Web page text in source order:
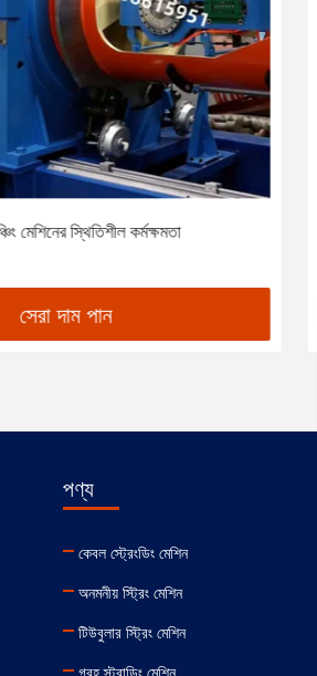
মেশিনের স্থিতিশীল কর্মক্ষমতা
সেরা দাম পান
পণ্য
কেবল স্ট্রেংডিং মেশিন
অনমনীয় স্ট্রিং মেশিন
টিউবুলার স্ট্রিং মেশিন